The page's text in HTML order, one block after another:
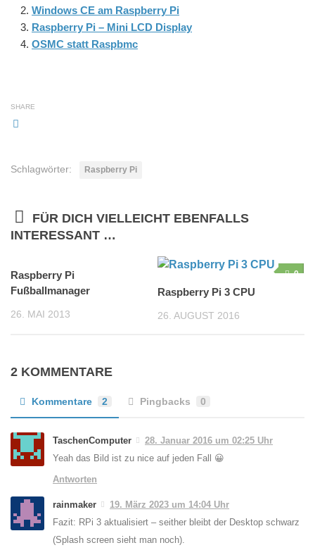
Windows CE am Raspberry Pi
Raspberry Pi – Mini LCD Display
OSMC statt Raspbmc
SHARE
Schlagwörter: Raspberry Pi
FÜR DICH VIELLEICHT EBENFALLS
INTERESSANT …
Raspberry Pi
Fußballmanager
26. MAI 2013
0
Raspberry Pi 3 CPU
26. AUGUST 2016
2 KOMMENTARE
Kommentare 2 Pingbacks 0
TaschenComputer
28. Januar 2016 um 02:25 Uhr
Yeah das Bild ist zu nice auf jeden Fall 😀
Antworten
rainmaker
19. März 2023 um 14:04 Uhr
Fazit: RPi 3 aktualisiert – seither bleibt der Desktop schwarz
(Splash screen sieht man noch).